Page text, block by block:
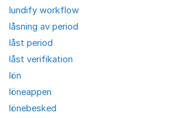
lundify workflow
låsning av period
låst period
låst verifikation
lön
löneappen
lönebesked